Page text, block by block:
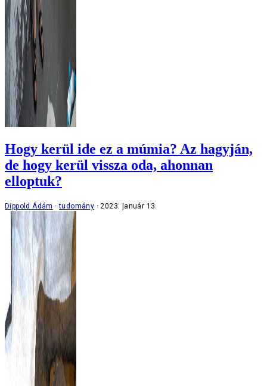
Hogy kerül ide ez a múmia? Az hagyján,
de hogy kerül vissza oda, ahonnan
elloptuk?
Dippold Ádám tudomány 2023. január 13.